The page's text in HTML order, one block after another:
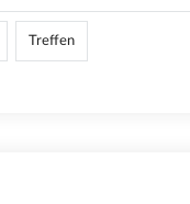
Treffen